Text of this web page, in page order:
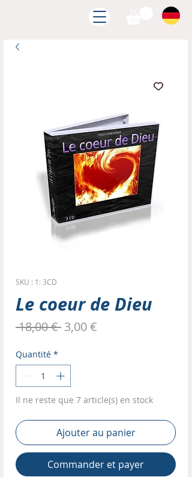
SKU : 1: 3CD
Le coeur de Dieu
18,00 € Prix
3,00 €
Quantité *
Il ne reste que 7 article(s) en stock
Ajouter au panier
Commander et payer